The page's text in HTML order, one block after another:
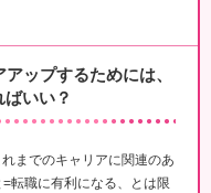
ップするためには、
いい？
までのキャリアに関連のあ
転職に有利になる、とは限